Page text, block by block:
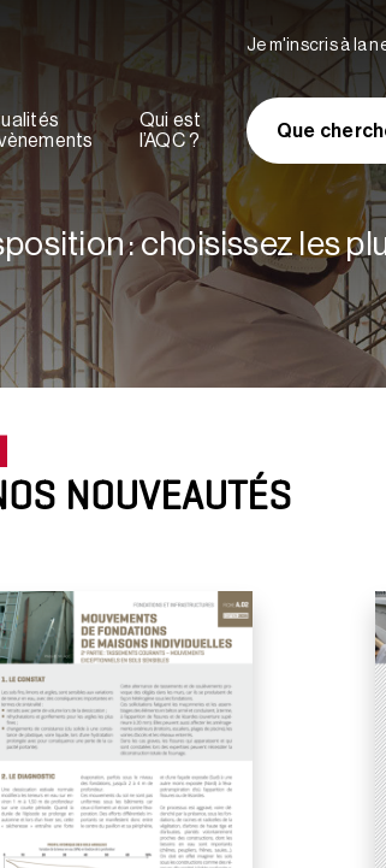
Qui est
l’AQC ?
Je m'inscris à la
Que
: choisissez les
NOUVEAUTÉS